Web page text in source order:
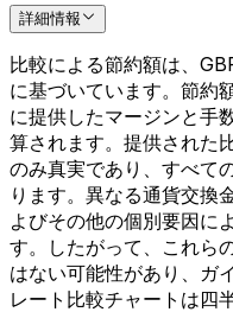
詳細情報
比較による節約額は、
に基づいています。節約
に提供したマージンと手
算されます。提供された
のみ真実であり、すべて
ります。異なる通貨交換
よびその他の個別要因に
す。したがって、これら
はない可能性があり、ガ
レート比較チャートは四